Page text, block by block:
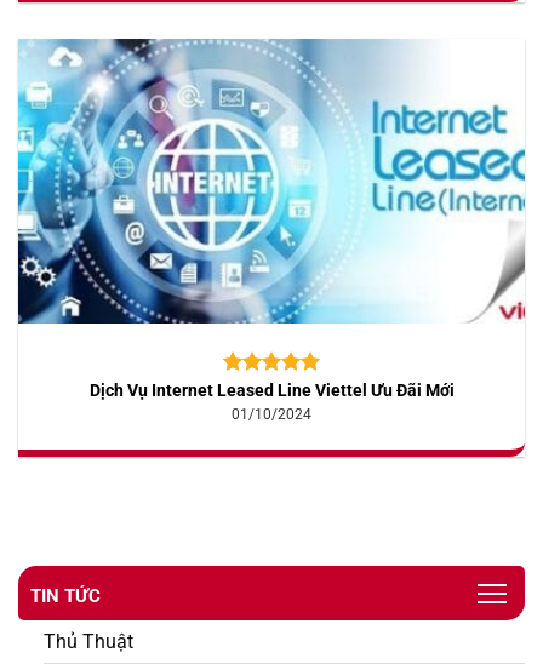
TIN TỨC
Thủ Thuật
5.00trên 5
dựa trên
10
Dịch Vụ Internet Leased Line Viettel Ưu Đãi Mới
01/10/2024